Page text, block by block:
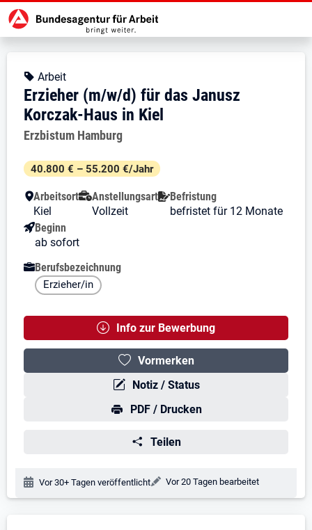
Zur Jobsuche Startseite
Stellendetails zu: Erzieher (m/
Erzieher (m/w/d) für das
Erzieher (m/w/d) für das Janusz
Kopfbereich
Angebotsart:
Arbeit
Erzieher (m/w/d) für das Janusz
Korczak-Haus in Kiel
Arbeitgeber:
Erzbistum Hamburg
Besondere Merkmale
40.800 € – 55.200 €/Jahr
Arbeitsort
Kiel
Anstellungsart
Vollzeit
Befristung
befristet für 12 Monate
Beginn
ab sofort
Berufsbezeichnung
Erzieher/in
Info zur Bewerbung
Vormerken
Notiz / Status
PDF / Drucken
Teilen
Veröffentlichungsdatum:
Vor 30+ Tagen veröffentlicht Änderungsdatum:
Vor 20 Tagen bearbeitet